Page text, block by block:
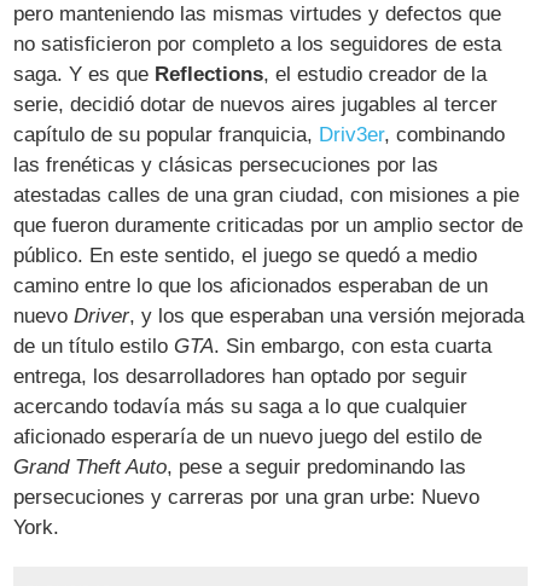
pero manteniendo las mismas virtudes y defectos que
no satisficieron por completo a los seguidores de esta
saga. Y es que Reflections, el estudio creador de la
serie, decidió dotar de nuevos aires jugables al tercer
capítulo de su popular franquicia, Driv3er, combinando
las frenéticas y clásicas persecuciones por las
atestadas calles de una gran ciudad, con misiones a pie
que fueron duramente criticadas por un amplio sector de
público. En este sentido, el juego se quedó a medio
camino entre lo que los aficionados esperaban de un
nuevoDriver, y los que esperaban una versión mejorada
de un título estiloGTA. Sin embargo, con esta cuarta
entrega, los desarrolladores han optado por seguir
acercando todavía más su saga a lo que cualquier
aficionado esperaría de un nuevo juego del estilo de
Grand Theft Auto, pese a seguir predominando las
persecuciones y carreras por una gran urbe: Nuevo
York.